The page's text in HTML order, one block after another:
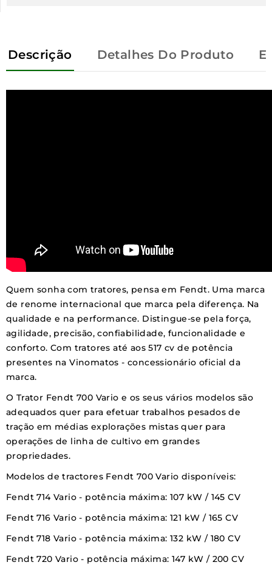
Descrição Detalhes Do Produto
Quem sonha com tratores, pensa em Fendt. Uma marca
de renome internacional que marca pela diferença. Na
qualidade e na performance. Distingue-se pelaforça,
agilidade, precisão, confiabilidade, funcionalidade e
conforto. Com tratores até aos 517 cv de potência
presentes na Vinomatos - concessionário oficial da
marca.
O Trator Fendt 700 Vario e os seus vários modelos são
adequados quer para efetuartrabalhos pesados de
tração em médias explorações mistas quer para
operações de linha de cultivo em grandes
propriedades.
Modelos de tractores Fendt 700 Vario disponíveis:
Fendt 714 Vario - potência máxima: 107 kW / 145 CV
Fendt 716 Vario - potência máxima: 121 kW / 165 CV
Fendt 718 Vario - potência máxima: 132 kW / 180 CV
Fendt 720 Vario - potência máxima: 147 kW / 200 CV